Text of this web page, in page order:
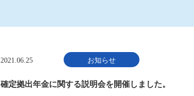
2021.06.25 お知らせ
確定拠出年金に関する説明会を開催しました。